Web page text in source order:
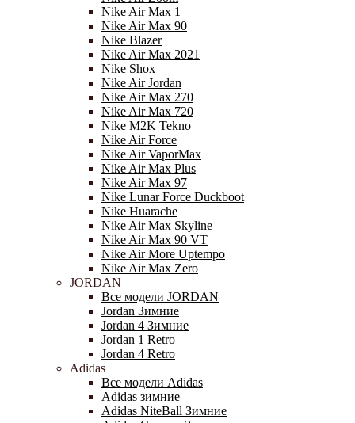
Nike Air Max 1
Nike Air Max 90
Nike Blazer
Nike Air Max 2021
Nike Shox
Nike Air Jordan
Nike Air Max 270
Nike Air Max 720
Nike M2K Tekno
Nike Air Force
Nike Air VaporMax
Nike Air Max Plus
Nike Air Max 97
Nike Lunar Force Duckboot
Nike Huarache
Nike Air Max Skyline
Nike Air Max 90 VT
Nike Air More Uptempo
Nike Air Max Zero
JORDAN
Все модели JORDAN
Jordan Зимние
Jordan 4 Зимние
Jordan 1 Retro
Jordan 4 Retro
Adidas
Все модели Adidas
Adidas зимние
Adidas NiteBall Зимние